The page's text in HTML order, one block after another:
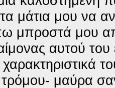
μάτια μου να
μπροστά μου
αυτού
χαρακτηριστικά
τρόμου- μαύρα